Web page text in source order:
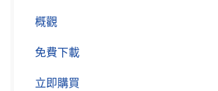
概觀
免費下載
立即購買